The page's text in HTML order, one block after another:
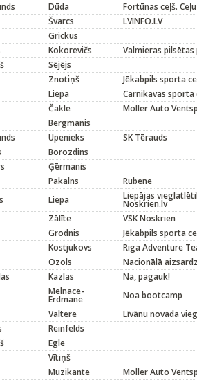
Dūda
Fortūnas ceļš.
Švarcs
LVINFO.LV
Grickus
Kokorevičs
Valmieras pilsētas
Sējējs
Znotiņš
Jēkabpils sporta
Liepa
Carnikavas sporta
Čakle
Moller Auto
Bergmanis
Upenieks
SK Tērauds
Borozdins
Ģērmanis
Pakalns
Rubene
Liepa Liepājas
Noskrien.lv
Zālīte
VSK Noskrien
Grodnis
Jēkabpils sporta
Kostjukovs
Riga Adventure
Ozols
Nacionālā
Kazlas
Na, pagauk!
Melnace-
Erdmane
Noa bootcamp
Valtere
Līvānu novada
Reinfelds
Egle
Vītiņš
Muzikante
Moller Auto